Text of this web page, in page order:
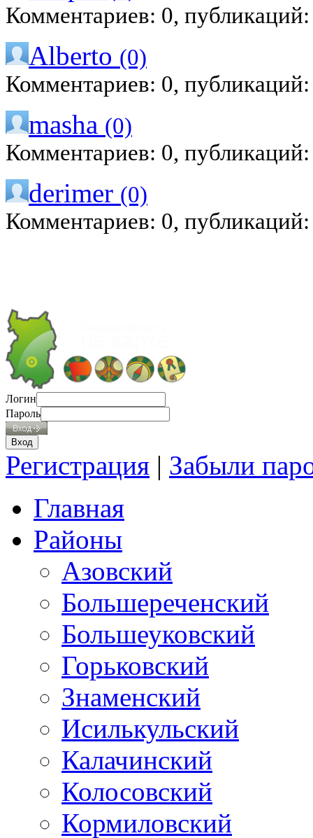
Комментариев: 0,
Alberto (0)
Комментариев: 0,
masha (0)
Комментариев: 0,
derimer (0)
Комментариев: 0,
Логин
Пароль
Регистрация | Забыли
Главная
Районы
Азовский
Большереченский
Большеуковский
Горьковский
Знаменский
Исилькульский
Калачинский
Колосовский
Кормиловский